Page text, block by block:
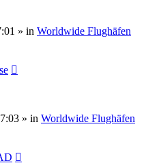
» in Worldwide Flughäfen
» in Worldwide Flughäfen